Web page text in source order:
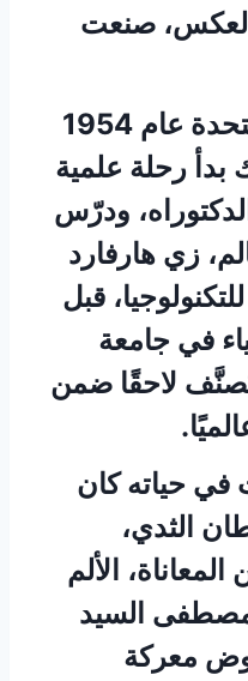
صنعت
سافر إلى الولايات المتحدة عام 1954
بدأ رحلة علمية
ودرّس
زي هارفارد
قبل
في جامعة
لاحقًا ضمن
في حياته كان
الثدي،
الألم
السيد
معركة